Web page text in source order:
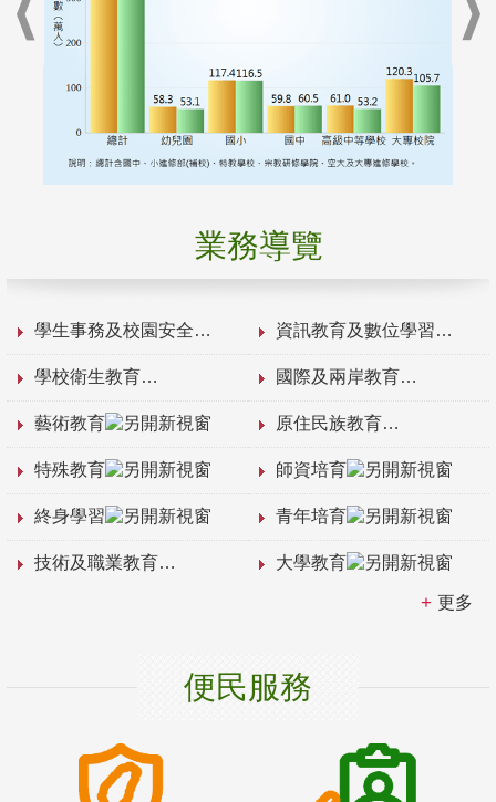
業務導覽
學生事務及校園安全 資訊教育及數位學習
學校衛生教育 國際及兩岸教育
藝術教育 原住民族教育
特殊教育 師資培育
終身學習 青年培育
技術及職業教育 大學教育
更多
便民服務